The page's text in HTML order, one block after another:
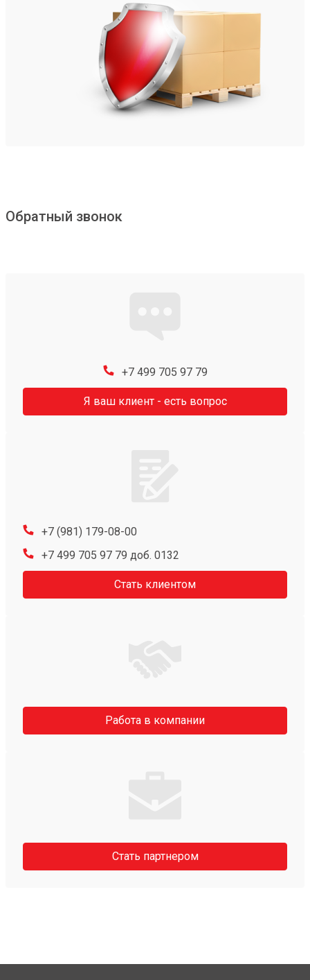
Обратный звонок
+7 499 705 97 79
Я ваш клиент - есть вопрос
+7 (981) 179-08-00
+7 499 705 97 79 доб. 0132
Стать клиентом
Работа в компании
Стать партнером